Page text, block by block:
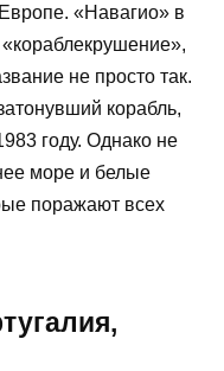
«Навагио» в
«кораблекрушение»,
не просто так.
корабль,
году. Однако не
море и белые
поражают всех